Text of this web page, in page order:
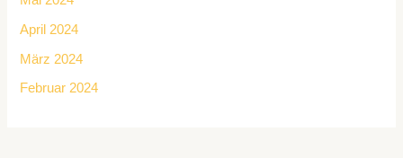
April 2024
März 2024
Februar 2024